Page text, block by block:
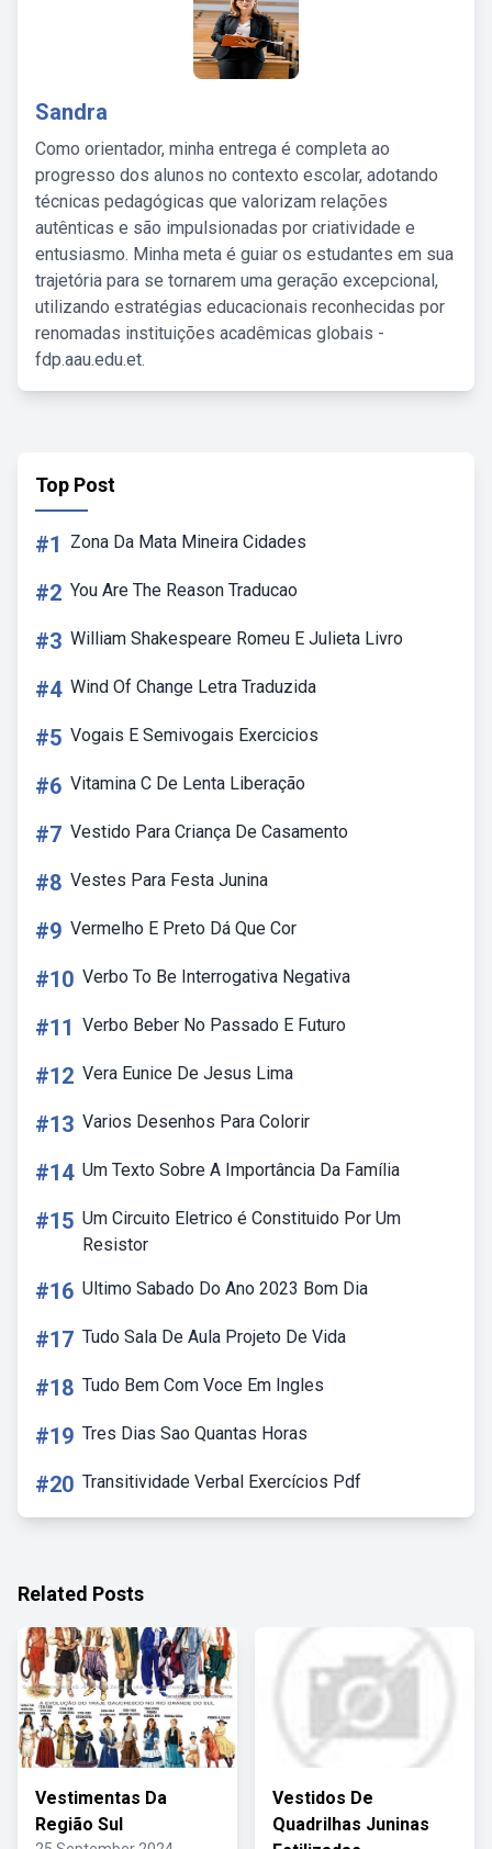
Sandra
Como orientador, minha entrega é completa ao
progresso dos alunos no contexto escolar, adotando
técnicas pedagógicas que valorizam relações
autênticas e são impulsionadas por criatividade e
entusiasmo. Minha meta é guiar os estudantes em sua
trajetória para se tornarem uma geração excepcional,
utilizando estratégias educacionais reconhecidas por
renomadas instituições acadêmicas globais -
fdp.aau.edu.et.
Top Post
#1 Zona Da Mata Mineira Cidades
#2 You Are The Reason Traducao
#3 William Shakespeare Romeu E Julieta Livro
#4 Wind Of Change Letra Traduzida
#5 Vogais E Semivogais Exercicios
#6 Vitamina C De Lenta Liberação
#7 Vestido Para Criança De Casamento
#8 Vestes Para Festa Junina
#9 Vermelho E Preto Dá Que Cor
#10 Verbo To Be Interrogativa Negativa
#11 Verbo Beber No Passado E Futuro
#12 Vera Eunice De Jesus Lima
#13 Varios Desenhos Para Colorir
#14 Um Texto Sobre A Importância Da Família
#15 Um Circuito Eletrico é Constituido Por Um
Resistor
#16 Ultimo Sabado Do Ano 2023 Bom Dia
#17 Tudo Sala De Aula Projeto De Vida
#18 Tudo Bem Com Voce Em Ingles
#19 Tres Dias Sao Quantas Horas
#20 Transitividade Verbal Exercícios Pdf
Related Posts
Vestimentas Da
Região Sul
Vestidos De
Quadrilhas Juninas